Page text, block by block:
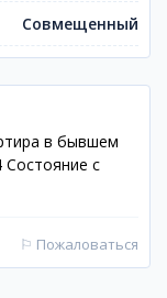
Совмещенный
в бывшем
с
⚐ Пожаловаться